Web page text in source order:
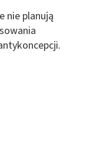
nie planują